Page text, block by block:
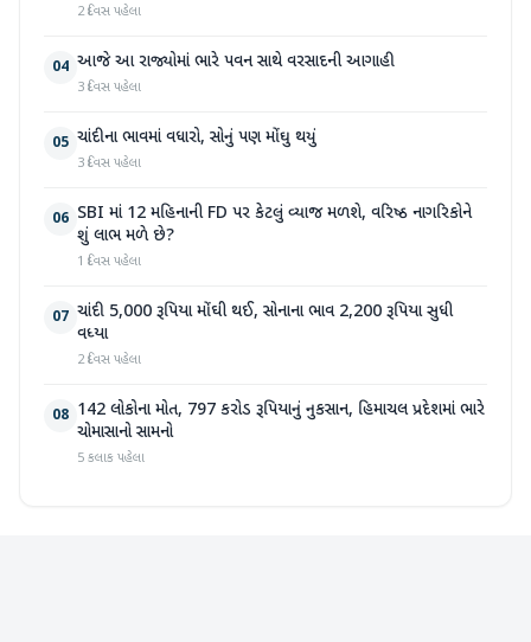
2 દિવસ પહેલા
04 આજે આ રાજ્યોમાં ભારે પવન સાથે વરસાદની આગાહી
3 દિવસ પહેલા
05 ચાંદીના ભાવમાં વધારો, સોનું પણ મોંઘુ થયું
3 દિવસ પહેલા
06 SBI માં 12 મહિનાની FD પર કેટલું વ્યાજ મળશે, વરિષ્ઠ નાગરિકોને
શું લાભ મળે છે?
1 દિવસ પહેલા
07 ચાંદી 5,000 રૂપિયા મોંઘી થઈ, સોનાના ભાવ 2,200 રૂપિયા સુધી
વધ્યા
2 દિવસ પહેલા
08 142 લોકોના મોત, 797 કરોડ રૂપિયાનું નુકસાન, હિમાચલ પ્રદેશમાં ભારે
ચોમાસાનો સામનો
5 કલાક પહેલા